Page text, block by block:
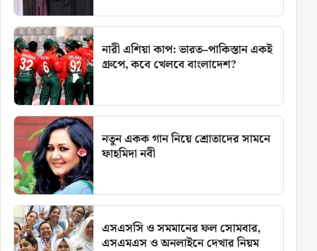
নারী এশিয়া কাপ: ভারত–পাকিস্তান একই
গ্রুপে, কবে খেলবে বাংলাদেশ?
নতুন একক গান নিয়ে শ্রোতাদের সামনে
ফাহমিদা নবী
এসএসসি ও সমমানের ফল সোমবার,
এসএমএস ও অনলাইনে দেখার নিয়ম